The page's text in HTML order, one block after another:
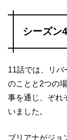
シーズン
11話では、リバ
のことと2つの
事を通じ、ぞれ
いました。
ブリアナがジョ